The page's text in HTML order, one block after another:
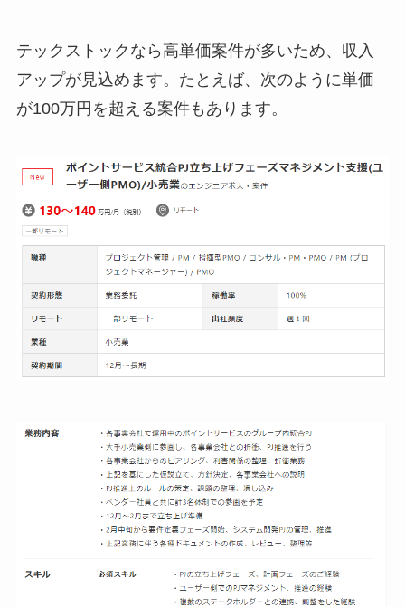
テックストックなら高単価案件が多いため、収入
アップが見込めます。たとえば、次のように単価
が100万円を超える案件もあります。